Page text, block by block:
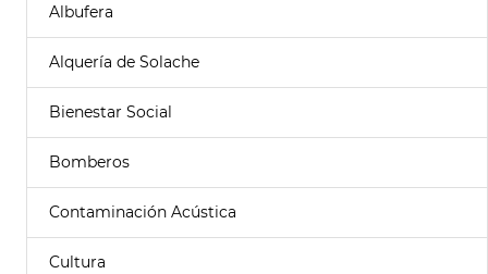
Albufera
Alquería de Solache
Bienestar Social
Bomberos
Contaminación Acústica
Cultura